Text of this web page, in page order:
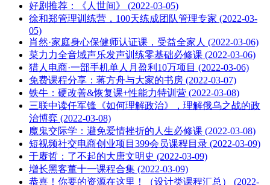
好剧推荐：《人世间》 (2022-03-05)
徐和郑管理训练营，100天练成团队管理专家 (2022-03-
05)
肖然·家庭身心保健师认证课，受益全家人 (2022-03-06)
菜力力全音域声乐发声训练零基础必修课 (2022-03-06)
猎人电商·一部手机单人月盈利10万项目 (2022-03-06)
免费课程分享：蒋方舟与大家的书房 (2022-03-07)
铁牛：硬改善&恢复课+性能力特训营 (2022-03-08)
三联中读任军锋《如何理解政治》，理解俄乌之战的政
治博弈 (2022-03-08)
魔鬼交际学：避免爱情挫折的人生必修课 (2022-03-08)
短视频社交电商创业项目399会员课程目录 (2022-03-09)
于赓哲：了不起的大唐文明史 (2022-03-09)
增长黑客董十一课程合集 (2022-03-09)
恭喜！你要的资源在这里！（设计类课程汇总） (2022-